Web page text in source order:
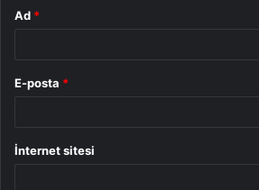
Ad *
E-posta *
İnternet sitesi